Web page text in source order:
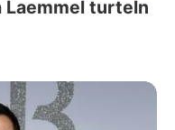
Laemmel turteln